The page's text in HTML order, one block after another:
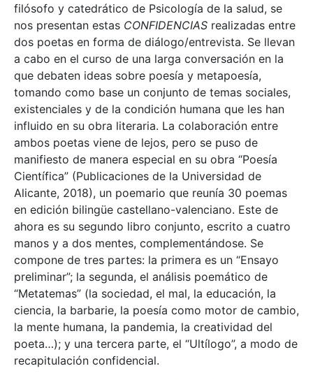
filósofo y catedrático de Psicología de la salud, se
nos presentan estas CONFIDENCIAS realizadas entre
dos poetas en forma de diálogo/entrevista. Se llevan
a cabo en el curso de una larga conversación en la
que debaten ideas sobre poesía y metapoesía,
tomando como base un conjunto de temas sociales,
existenciales y de la condición humana que les han
influido en su obra literaria. La colaboración entre
ambos poetas viene de lejos, pero se puso de
manifiesto de manera especial en su obra “Poesía
Científica” (Publicaciones de la Universidad de
Alicante, 2018), un poemario que reunía 30 poemas
en edición bilingüe castellano-valenciano. Este de
ahora es su segundo libro conjunto, escrito a cuatro
manos y a dos mentes, complementándose. Se
compone de tres partes: la primera es un “Ensayo
preliminar”; la segunda, el análisis poemático de
“Metatemas” (la sociedad, el mal, la educación, la
ciencia, la barbarie, la poesía como motor de cambio,
la mente humana, la pandemia, la creatividad del
poeta…); y una tercera parte, el “Ultílogo”, a modo de
recapitulación confidencial.